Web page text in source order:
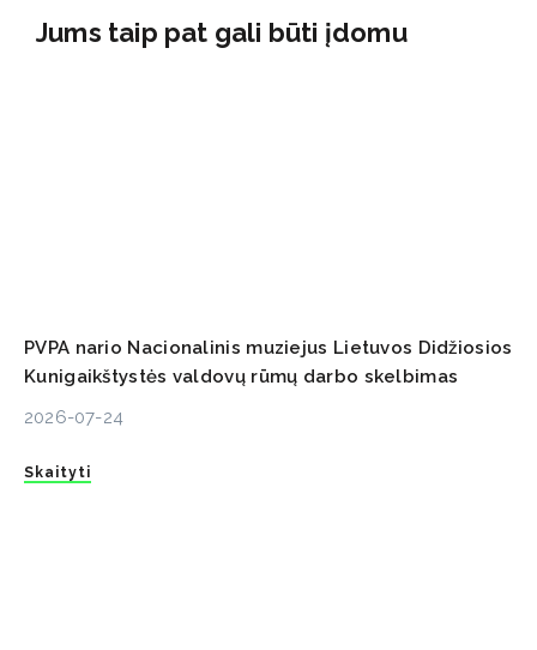
Jums taip pat gali būti įdomu
PVPA nario Nacionalinis muziejus Lietuvos Didžiosios
Kunigaikštystės valdovų rūmų darbo skelbimas
2026-07-24
Skaityti